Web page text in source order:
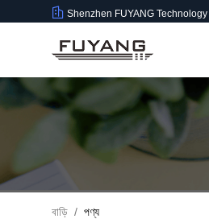
Shenzhen FUYANG
বাড়ি / পণ্য